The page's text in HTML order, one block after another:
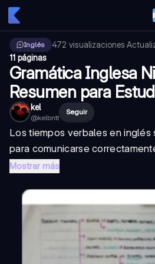
Inglés 472 visualizaciones·
11 páginas
Gramática Inglesa
Resumen para
kel
@kelbntt
Seguir
Los tiempos verbales en inglés
para comunicarse
Mostrar más